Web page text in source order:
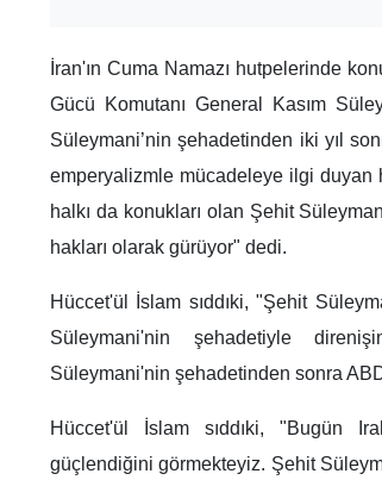
İran'ın Cuma Namazı hutpelerinde
Gücü Komutanı General Kasım
Süleymani’nin şehadetinden iki yıl
emperyalizmle mücadeleye ilgi duyan
halkı da konukları olan Şehit
hakları olarak gürüyor" dedi.
Hüccet'ül İslam sıddıki, "Şehit
Süleymani'nin şehadetiyle
Süleymani'nin şehadetinden sonra
Hüccet'ül İslam sıddıki, "Bugün
güçlendiğini görmekteyiz. Şehit